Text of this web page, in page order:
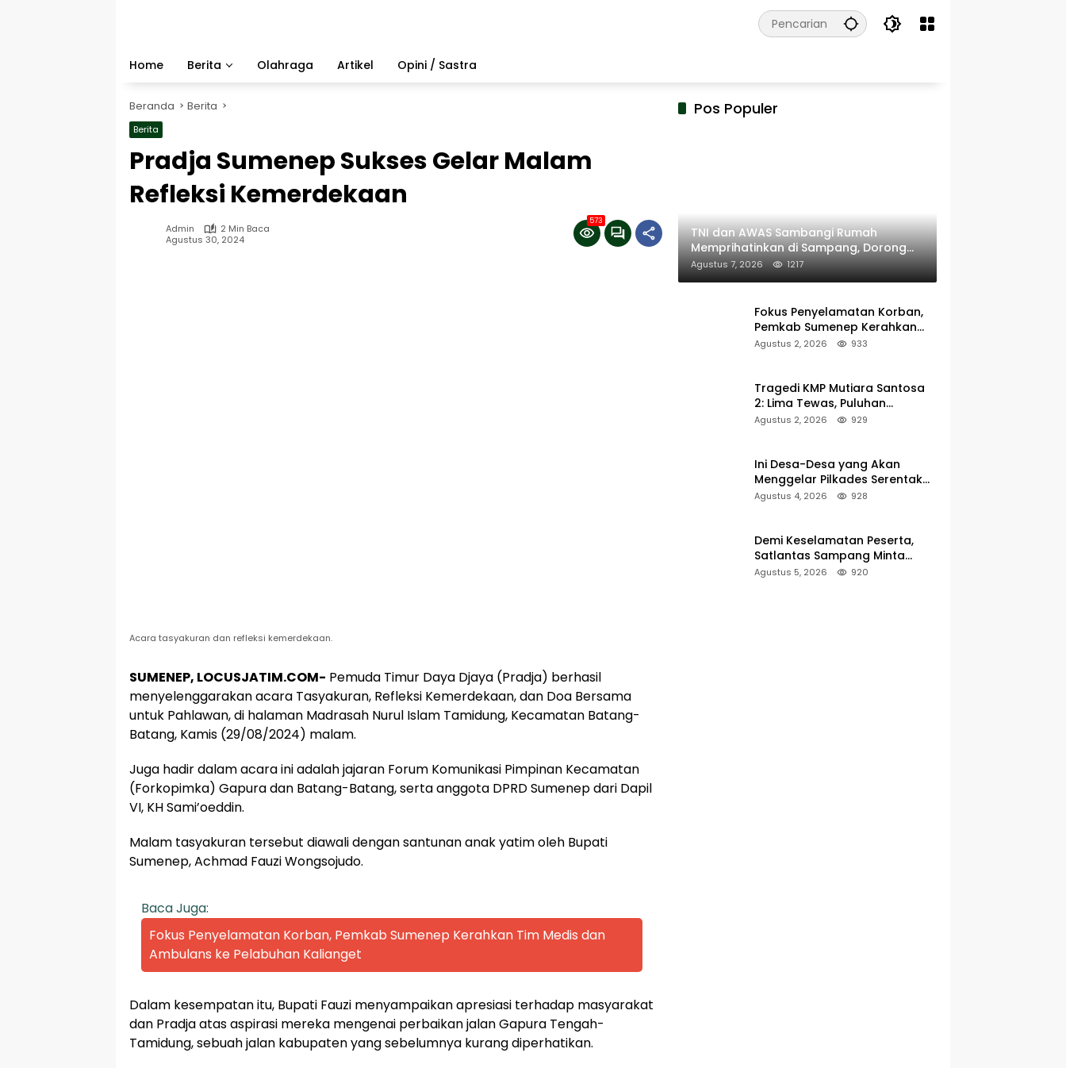
Home
Berita Olahraga Artikel Opini / Sastra
Beranda Berita
Berita
Pradja Sumenep Sukses Gelar Malam
Refleksi Kemerdekaan
Admin
2 Min Baca
Agustus 30, 2024
573
Acara tasyakuran dan refleksi kemerdekaan.
SUMENEP, LOCUSJATIM.COM- Pemuda Timur Daya Djaya (Pradja) berhasil
menyelenggarakan acara Tasyakuran, Refleksi Kemerdekaan, dan Doa Bersama
untuk Pahlawan, di halaman Madrasah Nurul Islam Tamidung, Kecamatan Batang-
Batang, Kamis (29/08/2024) malam.
Juga hadir dalam acara ini adalah jajaran Forum Komunikasi Pimpinan Kecamatan
(Forkopimka) Gapura dan Batang-Batang, serta anggota DPRD Sumenep dari Dapil
VI, KH Sami’oeddin.
Malam tasyakuran tersebut diawali dengan santunan anak yatim oleh Bupati
Sumenep, Achmad Fauzi Wongsojudo.
Baca Juga:
Fokus Penyelamatan Korban, Pemkab Sumenep Kerahkan Tim Medis dan
Ambulans ke Pelabuhan Kalianget
Dalam kesempatan itu, Bupati Fauzi menyampaikan apresiasi terhadap masyarakat
dan Pradja atas aspirasi mereka mengenai perbaikan jalan Gapura Tengah-
Tamidung, sebuah jalan kabupaten yang sebelumnya kurang diperhatikan.
Pos Populer
TNI dan AWAS Sambangi Rumah
Memprihatinkan di Sampang, Dorong
Pemerintah Beri Bantuan RTLH
Agustus 7, 2026 1217
Fokus Penyelamatan Korban,
Pemkab Sumenep Kerahkan
Tim Medis dan Ambulans ke
Agustus 2, 2026 933
Tragedi KMP Mutiara Santosa
2: Lima Tewas, Puluhan
Penumpang Masih Dalam
Agustus 2, 2026 929
Ini Desa-Desa yang Akan
Menggelar Pilkades Serentak
2027 di Kabupaten Sumenep
Agustus 4, 2026 928
Demi Keselamatan Peserta,
Satlantas Sampang Minta
Latihan Gerak Jalan Pindah ke
Agustus 5, 2026 920